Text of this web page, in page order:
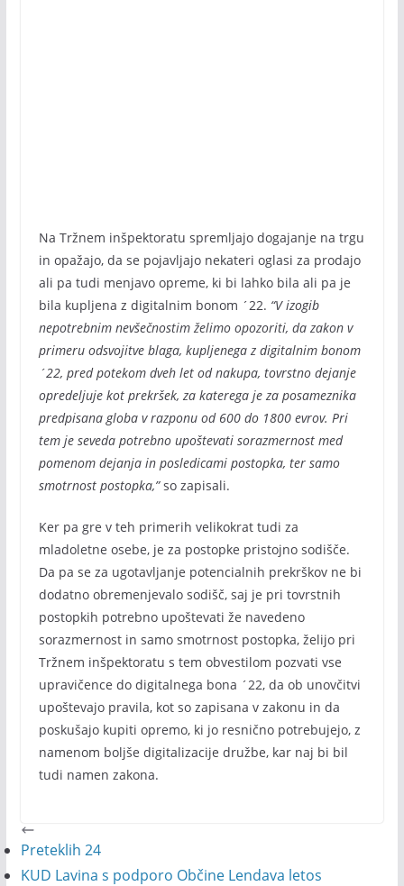
Na Tržnem inšpektoratu spremljajo dogajanje na trgu
in opažajo, da se pojavljajo nekateri oglasi za prodajo
ali pa tudi menjavo opreme, ki bi lahko bila ali pa je
bila kupljena z digitalnim bonom ´22. “V izogib
nepotrebnim nevšečnostim želimo opozoriti, da zakon v
primeru odsvojitve blaga, kupljenega z digitalnim bonom
´22, pred potekom dveh let od nakupa, tovrstno dejanje
opredeljuje kot prekršek, za katerega je za posameznika
predpisana globa v razponu od 600 do 1800 evrov. Pri
tem je seveda potrebno upoštevati sorazmernost med
pomenom dejanja in posledicami postopka, ter samo
smotrnost postopka,”so zapisali.
Ker pa gre v teh primerih velikokrat tudi za
mladoletne osebe, je za postopke pristojno sodišče.
Da pa se za ugotavljanje potencialnih prekrškov ne bi
dodatno obremenjevalo sodišč, saj je pri tovrstnih
postopkih potrebno upoštevati že navedeno
sorazmernost in samo smotrnost postopka, želijo pri
Tržnem inšpektoratu s tem obvestilom pozvati vse
upravičence do digitalnega bona ´22, da ob unovčitvi
upoštevajo pravila, kot so zapisana v zakonu in da
poskušajo kupiti opremo, ki jo resnično potrebujejo, z
namenom boljše digitalizacije družbe, kar naj bi bil
tudi namen zakona.
Preteklih 24
KUD Lavina s podporo Občine Lendava letos